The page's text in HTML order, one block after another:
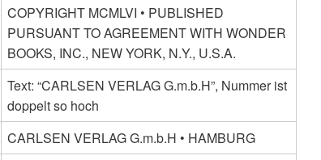
COPYRIGHT MCMLVI • PUBLISHED
PURSUANT TO AGREEMENT WITH WONDER
BOOKS, INC., NEW YORK, N.Y., U.S.A.
Text: “CARLSEN VERLAG G.m.b.H”, Nummer ist
doppelt so hoch
CARLSEN VERLAG G.m.b.H • HAMBURG